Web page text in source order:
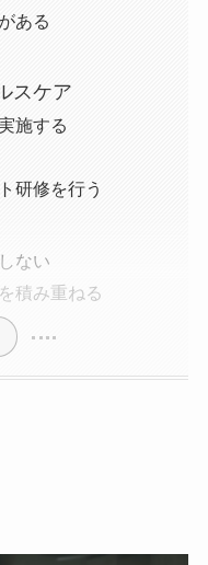
ある
スケア
施する
研修を行う
ない
積み重ねる